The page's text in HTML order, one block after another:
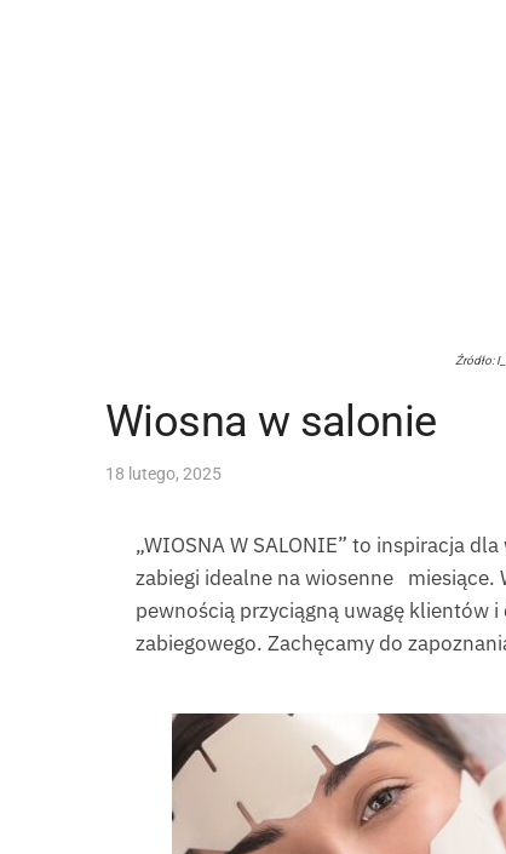
Źródło:
Wiosna w salonie
18 lutego, 2025
„WIOSNA W SALONIE” to inspiracja
zabiegi idealne na wiosenne miesiące.
pewnością przyciągną uwagę klientów
zabiegowego. Zachęcamy do